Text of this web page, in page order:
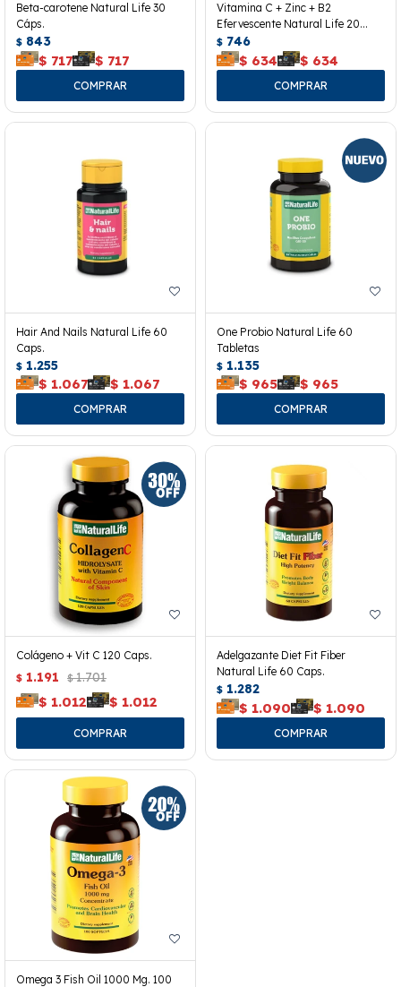
Beta-carotene Natural Life 30
Cáps.
$ 843
$ 717 $ 717
Vitamina C + Zinc + B2
Efervescente Natural Life 20
Tabletas
$ 746
$ 634 $ 634
Hair And Nails Natural Life 60
Caps.
$ 1.255
$ 1.067 $ 1.067
One Probio Natural Life 60
Tabletas
$ 1.135
$ 965 $ 965
Colágeno + Vit C 120 Caps.
$ 1.191 $ 1.701
$ 1.012 $ 1.012
Adelgazante Diet Fit Fiber
Natural Life 60 Caps.
$ 1.282
$ 1.090 $ 1.090
Omega 3 Fish Oil 1000 Mg. 100